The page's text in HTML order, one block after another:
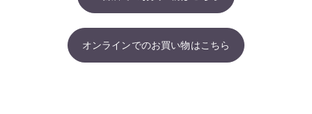
オンラインでのお買い物はこちら